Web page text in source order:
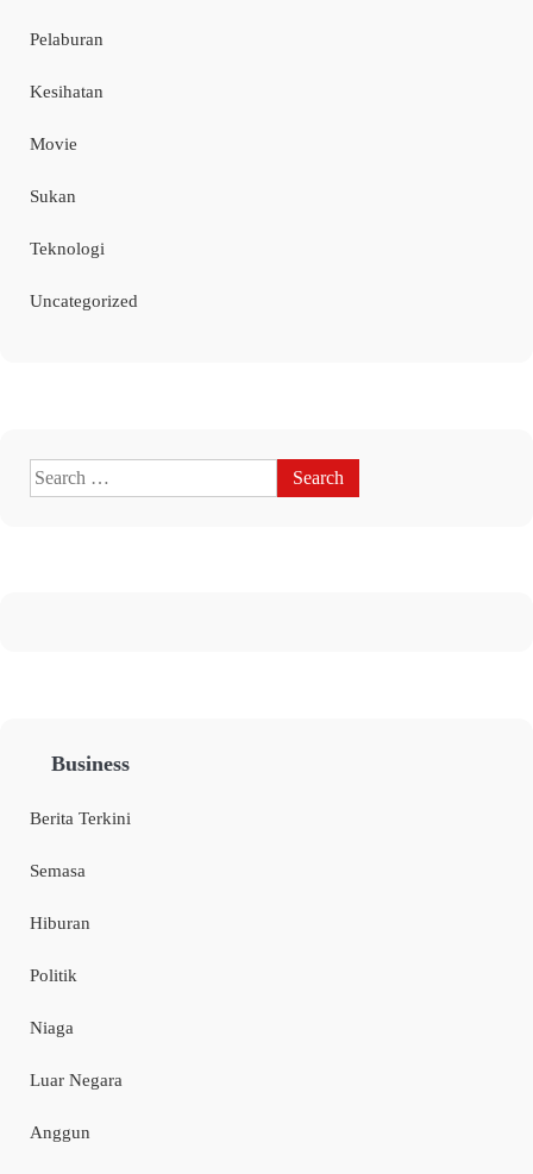
Pelaburan
Kesihatan
Movie
Sukan
Teknologi
Uncategorized
Business
Berita Terkini
Semasa
Hiburan
Politik
Niaga
Luar Negara
Anggun